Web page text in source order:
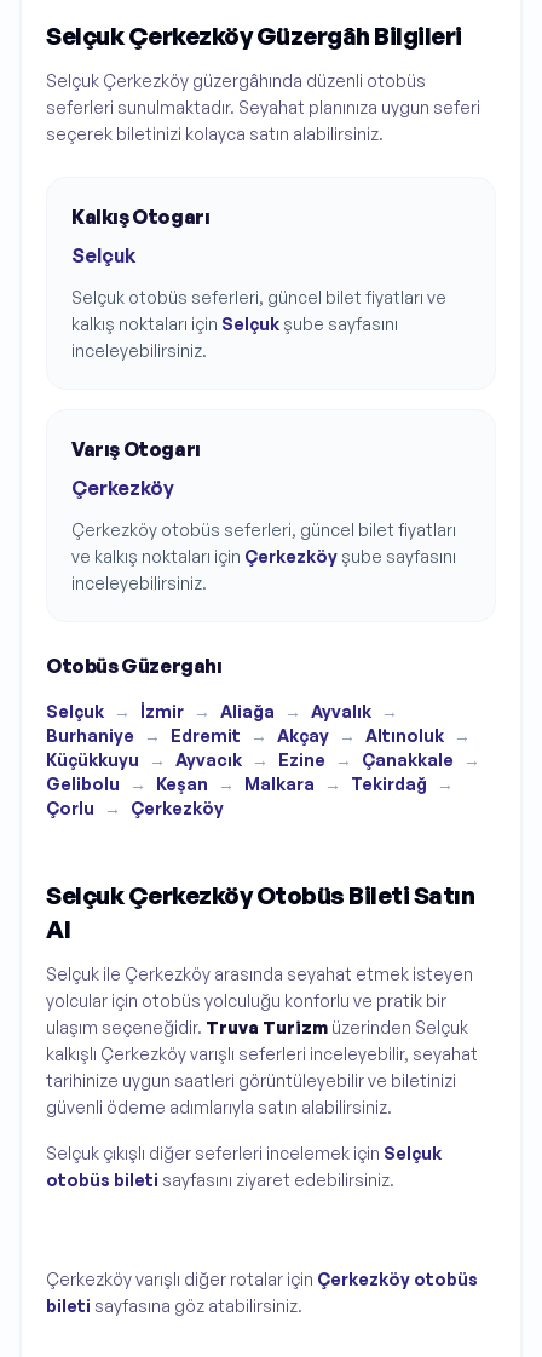
Selçuk Çerkezköy Güzergâh Bilgileri
Selçuk Çerkezköy güzergâhında düzenli otobüs
seferleri sunulmaktadır. Seyahat planınıza uygun seferi
seçerek biletinizi kolayca satın alabilirsiniz.
Kalkış Otogarı
Selçuk
Selçuk otobüs seferleri, güncel bilet fiyatları ve
kalkış noktaları için Selçukşube sayfasını
inceleyebilirsiniz.
Varış Otogarı
Çerkezköy
Çerkezköy otobüs seferleri, güncel bilet fiyatları
ve kalkış noktaları için Çerkezköyşube sayfasını
inceleyebilirsiniz.
Otobüs Güzergahı
Selçuk → İzmir → Aliağa → Ayvalık
→
Burhaniye
→ Edremit → Akçay → Altınoluk
→
Küçükkuyu
→ Ayvacık → Ezine → Çanakkale
→
Gelibolu
→ Keşan → Malkara → Tekirdağ
→
Çorlu
→ Çerkezköy
Selçuk Çerkezköy Otobüs Bileti Satın
Al
Selçuk ile Çerkezköy arasında seyahat etmek isteyen
yolcular için otobüs yolculuğu konforlu ve pratik bir
ulaşım seçeneğidir. Truva Turizm üzerinden Selçuk
kalkışlı Çerkezköy varışlı seferleri inceleyebilir, seyahat
tarihinize uygun saatleri görüntüleyebilir ve biletinizi
güvenli ödeme adımlarıyla satın alabilirsiniz.
Selçuk çıkışlı diğer seferleri incelemek için Selçuk
otobüs bileti sayfasını ziyaret edebilirsiniz.
Çerkezköy varışlı diğer rotalar için Çerkezköy otobüs
bileti sayfasına göz atabilirsiniz.